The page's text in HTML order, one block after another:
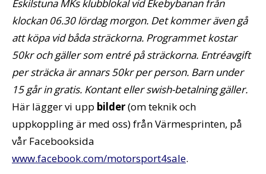
Eskilstuna MKs klubblokal vid Ekebybanan från
klockan 06.30 lördag morgon. Det kommer även gå
att köpa vid båda sträckorna. Programmet kostar
50kr och gäller som entré på sträckorna. Entréavgift
per sträcka är annars 50kr per person. Barn under
15 går in gratis. Kontant eller swish-betalning gäller.
Här lägger vi upp bilder(om teknik och
uppkoppling är med oss) från Värmesprinten, på
vår Facebooksida
www.facebook.com/motorsport4sale.